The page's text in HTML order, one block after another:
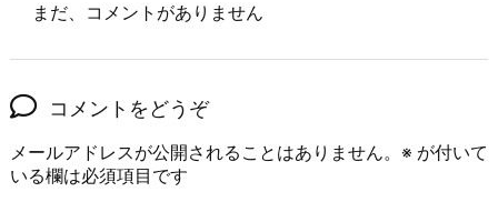
まだ、コメントがありません
コメントをどうぞ
メールアドレスが公開されることはありません。 ※ が付いて
いる欄は必須項目です